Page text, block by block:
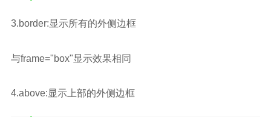
3.border:显示所有的外侧边框
与frame="box"显示效果相同
4.above:显示上部的外侧边框